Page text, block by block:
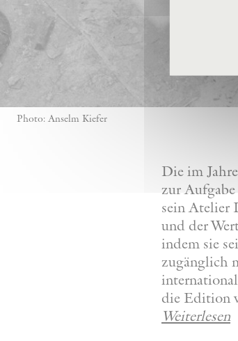
Photo: Anselm Kiefer
Die im
zur
sein Atelier
und der
indem sie
zugänglich
die Edition
Weiterlesen